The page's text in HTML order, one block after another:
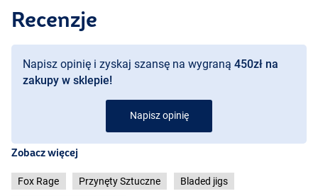
Hot Perch
Recenzje
Napisz opinię i zyskaj szansę na wygraną 450zł na
zakupy w sklepie!
Napisz opinię
Zobacz więcej
Fox Rage Przynęty Sztuczne Bladed jigs